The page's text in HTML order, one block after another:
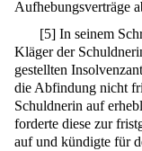
Aufhebungsverträge
[5] In seinem
Kläger der
gestellten
die Abfindung nicht
Schuldnerin auf
forderte diese zur
auf und kündigte für